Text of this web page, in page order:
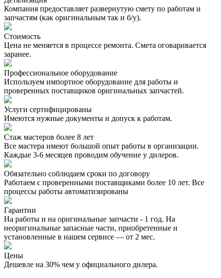
Компания предоставляет развернутую смету по работам и
запчастям (как оригинальным так и б/у).
Стоимость
Цена не меняется в процессе ремонта. Смета оговаривается
заранее.
Профессиональное оборудование
Используем импортное оборудование для работы и
проверенных поставщиков оригинальных запчастей.
Услуги сертифицированы
Имеются нужные документы и допуск к работам.
Стаж мастеров более 8 лет
Все мастера имеют большой опыт работы в организации.
Каждые 3-6 месяцев проводим обучение у дилеров.
Обязательно соблюдаем сроки по договору
Работаем с проверенными поставщиками более 10 лет. Все
процессы работы автоматизированы
Гарантии
На работы и на оригинальные запчасти - 1 год. На
неоригинальные запасные части, приобретенные и
установленные в нашем сервисе — от 2 мес.
Цены
Дешевле на 30% чем у официального дилера.